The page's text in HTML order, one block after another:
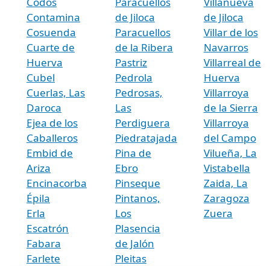
Contamina
Cosuenda
Cuarte de
Huerva
Cubel
Cuerlas, Las
Daroca
Ejea de los
Caballeros
Embid de
Ariza
Encinacorba
Épila
Erla
Escatrón
Fabara
Farlete
de Jiloca
Paracuellos
de la Ribera
Pastriz
Pedrola
Pedrosas,
Las
Perdiguera
Piedratajada
Pina de
Ebro
Pinseque
Pintanos,
Los
Plasencia
de Jalón
Pleitas
de Jiloca
Villar de los
Navarros
Villarreal de
Huerva
Villarroya
de la Sierra
Villarroya
del Campo
Vilueña, La
Vistabella
Zaida, La
Zaragoza
Zuera